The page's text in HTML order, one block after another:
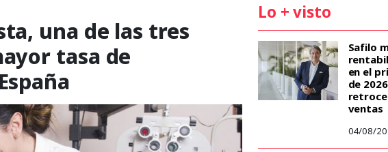
una de las tres
tasa de
Lo + visto
Safilo
en el
de
ventas
04/08/